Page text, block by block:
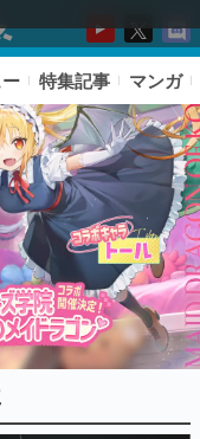
特集記事 マンガ